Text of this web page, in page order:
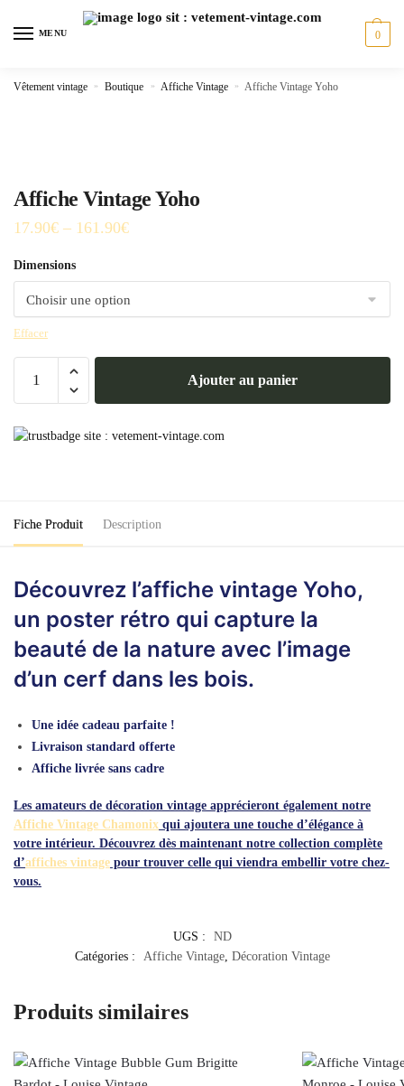
MENU 0
Vêtement vintage » Boutique » Affiche Vintage » Affiche Vintage Yoho
Affiche Vintage Yoho
17.90€ – 161.90€
Dimensions
Effacer
Vintage
Ajouter au panier
Fiche Produit Description
Découvrez l’affiche vintage Yoho,
un poster rétro qui capture la
beauté de la nature avec l’image
d’un cerf dans les bois.
Une idée cadeau parfaite !
Livraison standard offerte
Affiche livrée sans cadre
Les amateurs de décoration vintage apprécieront également notre
Affiche Vintage Chamonix qui ajoutera une touche d’élégance à
votre intérieur. Découvrez dès maintenant notre collection complète
d’affiches vintage pour trouver celle qui viendra embellir votre chez-
vous.
UGS :
ND
Catégories :
Affiche Vintage, Décoration Vintage
Produits similaires